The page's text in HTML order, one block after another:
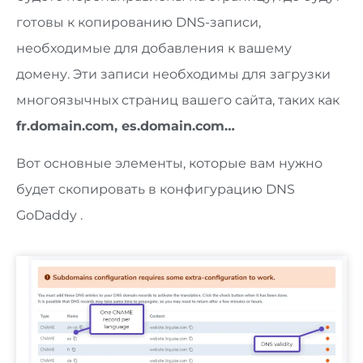
готовы к копированию DNS-записи,
необходимые для добавления к вашему
домену. Эти записи необходимы для загрузки
многоязычных страниц вашего сайта, таких как
fr.domain.com, es.domain.com…
Вот основные элементы, которые вам нужно
будет скопировать в конфигурацию DNS
GoDaddy .